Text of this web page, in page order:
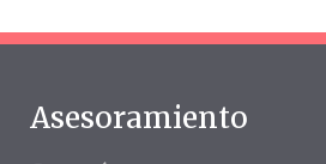
Asesoramiento